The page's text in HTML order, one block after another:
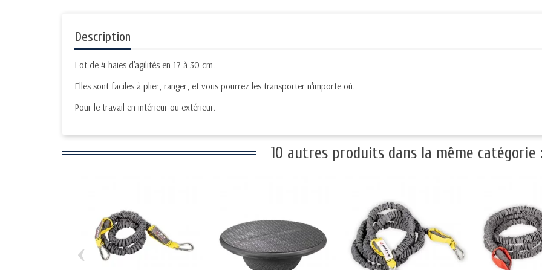
Description
Lot de 4 haies d'agilités en 17 à 30 cm.
Elles sont faciles à plier, ranger, et vous pourrez les transporter n'importe où.
Pour le travail en intérieur ou extérieur.
10 autres produits dans la même catégorie
‹